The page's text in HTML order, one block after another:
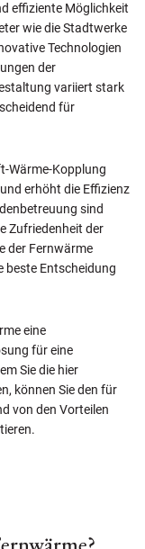
effiziente Möglichkeit
wie die Stadtwerke
Technologien
der
variiert stark
für
Wärme-Kopplung
erhöht die Effizienz
sind
Zufriedenheit der
der Fernwärme
beste Entscheidung
eine
für eine
Sie die hier
können Sie den für
von den Vorteilen